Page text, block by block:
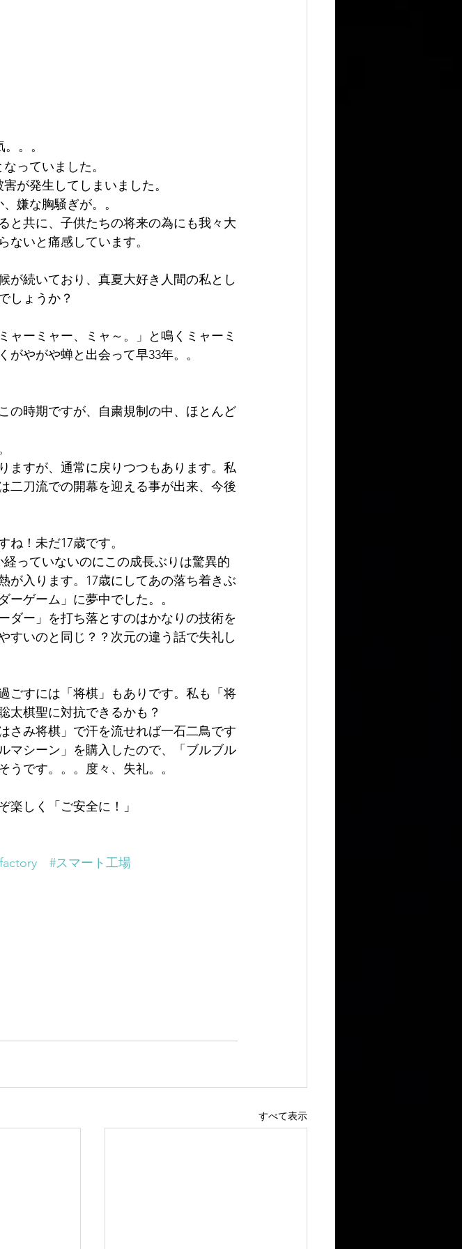
。。
っていました。
が発生してしまいました。
嫌な胸騒ぎが。。
と共に、子供たちの将来の為にも我々大
ないと痛感しています。
が続いており、真夏大好き人間の私とし
しょうか？
ャーミャー、ミャ～。」と鳴くミャーミ
やがや蝉と出会って早33年。。
の時期ですが、自粛規制の中、ほとんど
ますが、通常に戻りつつもあります。私
二刀流での開幕を迎える事が出来、今後
！未だ17歳です。
っていないのにこの成長ぶりは驚異的
が入ります。17歳にしてあの落ち着きぶ
ーゲーム」に夢中でした。。
ダー」を打ち落とすのはかなりの技術を
すいのと同じ？？次元の違う話で失礼し
ごすには「将棋」もありです。私も「将
太棋聖に対抗できるかも？
さみ将棋」で汗を流せれば一石二鳥です
マシーン」を購入したので、「ブルブル
です。。。度々、失礼。。
楽しく「ご安全に！」
#スマート工場
すべて表示